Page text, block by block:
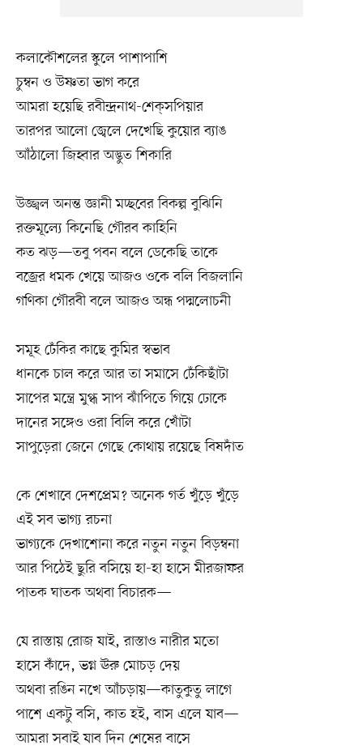
কলাকৌশলের স্কুলে পাশাপাশি
চুম্বন ও উষ্ণতা ভাগ করে
আমরা হয়েছি রবীন্দ্রনাথ-শেক্‌সপিয়ার
তারপর আলো জ্বেলে দেখেছি কুয়োর ব্যাঙ
আঁঠালো জিহ্বার অদ্ভুত শিকারি
উজ্জ্বল অনন্ত জ্ঞানী মচ্ছবের বিকল্প বুঝিনি
রক্তমূল্যে কিনেছি গৌরব কাহিনি
কত ঝড়—তবু পবন বলে ডেকেছি তাকে
বজ্রের ধমক খেয়ে আজও ওকে বলি বিজলানি
গণিকা গৌরবী বলে আজও অন্ধ পদ্মলোচনী
সমূহ ঢেঁকির কাছে কুমির স্বভাব
ধানকে চাল করে আর তা সমাসে ঢেঁকিছাঁটা
সাপের মন্ত্রে মুগ্ধ সাপ ঝাঁপিতে গিয়ে ঢোকে
দানের সঙ্গেও ওরা বিলি করে খোঁটা
সাপুড়েরা জেনে গেছে কোথায় রয়েছে বিষদাঁত
কে শেখাবে দেশপ্রেম? অনেক গর্ত খুঁড়ে খুঁড়ে
এই সব ভাগ্য রচনা
ভাগ্যকে দেখাশোনা করে নতুন নতুন বিড়ম্বনা
আর পিঠেই ছুরি বসিয়ে হা-হা হাসে মীরজাফর
পাতক ঘাতক অথবা বিচারক—
যে রাস্তায় রোজ যাই, রাস্তাও নারীর মতো
হাসে কাঁদে, ভগ্ন ঊরু মোচড় দেয়
অথবা রঙিন নখে আঁচড়ায়—কাতুকুতু লাগে
পাশে একটু বসি, কাত হই, বাস এলে যাব—
আমরা সবাই যাব দিন শেষের বাসে